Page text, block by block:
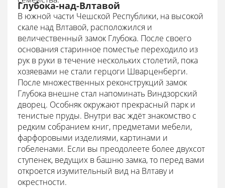
Глубока-над-Влтавой
В южной части Чешской Республики, на высокой
скале над Влтавой, расположился и
величественный замок Глубока. После своего
основания старинное поместье переходило из
рук в руки в течение нескольких столетий, пока
хозяевами не стали герцоги Шварценберги.
После множественных реконструкций замок
Глубока внешне стал напоминать Виндзорский
дворец. Особняк окружают прекрасный парк и
тенистые пруды. Внутри вас ждёт знакомство с
редким собранием книг, предметами мебели,
фарфоровыми изделиями, картинами и
гобеленами. Если вы преодолеете более двухсот
ступенек, ведущих в башню замка, то перед вами
откроется изумительный вид на Влтаву и
окрестности.